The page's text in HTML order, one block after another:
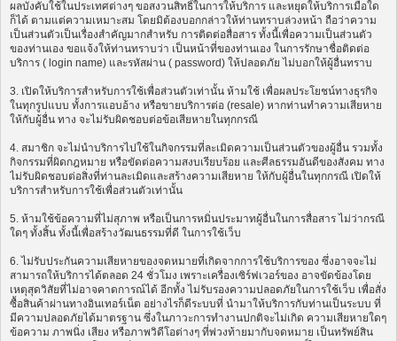
ผลบังคับใช้ในประเทศต่างๆ ขอสงวนสิทธิ์ในการให้บริการ และหยุดให้บริการเมื่อใด
ก็ได้ ตามแต่ความเหมาะสม โดยมิต้องบอกกล่าวให้ท่านทราบล่วงหน้า ถือว่าความ
เป็นส่วนตัวเป็นเรื่องสำคัญมากสำหรับ การติดต่อสื่อสาร ทั้งนี้เพื่อความเป็นส่วนตัว
ของท่านเอง ขอแจ้งให้ท่านทราบว่า เป็นหน้าที่ของท่านเอง ในการรักษาชื่อติดต่อ
บริการ ( login name) และรหัสผ่าน ( password) ให้ปลอดภัย ไม่บอกให้ผู้อื่นทราบ
3. เปิดให้บริการสำหรับการใช้เพื่อส่วนตัวเท่านั้น ห้ามใช้ เพื่อผลประโยชน์ทางธุรกิจ
ในทุกรูปแบบ ทั้งการแอบอ้าง หรือขายบริการต่อ (resale) หากท่านทำความเสียหาย
ให้กับผู้อื่น ทาง จะไม่รับผิดชอบต่อข้อเสียหายในทุกกรณี
4. สมาชิก จะไม่นำบริการไปใช้ในกิจกรรมที่ละเมิดความเป็นส่วนตัวของผู้อื่น รวมทั้ง
กิจกรรมที่ผิดกฎหมาย หรือขัดต่อความสงบเรียบร้อย และศีลธรรมอันดีของสังคม ทาง
ไม่รับผิดชอบต่อสิ่งที่ท่านละเมิดและสร้างความเสียหาย ให้กับผู้อื่นในทุกกรณี เปิดให้
บริการสำหรับการใช้เพื่อส่วนตัวเท่านั้น
5. ห้ามใช้ข้อความที่ไม่สุภาพ หรือเป็นการหมิ่นประมาทผู้อื่นในการสื่อสาร ไม่ว่ากรณี
ใดๆ ทั้งสิ้น ทั้งนี้เพื่อสร้างวัฒนธรรมที่ดี ในการใช้เว็บ
6. ไม่รับประกันความเสียหายของจดหมายที่เกิดจากการใช้บริการของ ซึ่งอาจจะไม่
สามารถให้บริการได้ตลอด 24 ชั่วโมง เพราะเครื่องเซิร์ฟเวอร์ของ อาจขัดข้องโดย
เหตุสุดวิสัยที่ไม่อาจคาดการณ์ได้ อีกทั้ง ไม่รับรองความปลอดภัยในการใช้เว็บ เพื่อสั่ง
ซื้อสินค้าผ่านทางอินเทอร์เน็ต อย่างไรก็ดีระบบที่ นำมาให้บริการกับท่านเป็นระบบ ที่
มีความปลอดภัยได้มาตรฐาน ซึ่งในภาวะการทำงานปกติจะไม่เกิด ความเสียหายใดๆ
ข้อความ ภาพนิ่ง เสียง หรือภาพวิดีโอต่างๆ ที่พ่วงท้ายมากับจดหมาย เป็นทรัพย์สิน